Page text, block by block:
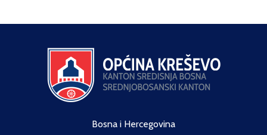
Bosna i Hercegovina